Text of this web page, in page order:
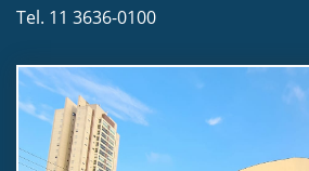
Tel. 11 3636-0100